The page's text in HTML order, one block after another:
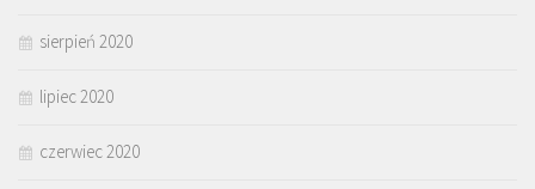
sierpień 2020
lipiec 2020
czerwiec 2020